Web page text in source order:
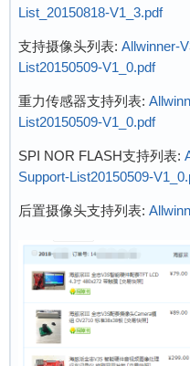
List_20150818-V1_3.pdf
支持摄像头列表: Allwinner-
List20150509-V1_0.pdf
重力传感器支持列表:
List20150509-V1_0.pdf
SPI NOR FLASH支持列表:
Support-List20150509-
后置摄像头支持列表: